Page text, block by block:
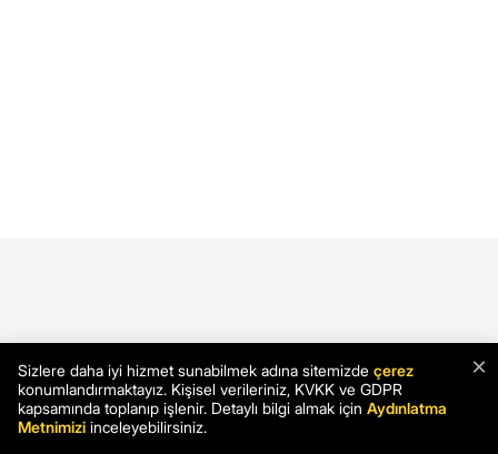
×
Sizlere daha iyi hizmet sunabilmek adına sitemizde çerez
konumlandırmaktayız. Kişisel verileriniz, KVKK ve GDPR
kapsamında toplanıp işlenir. Detaylı bilgi almak için Aydınlatma
Metnimizi inceleyebilirsiniz.